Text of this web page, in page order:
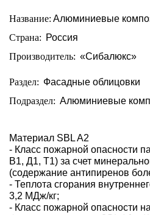
Название: Алюминиевые
Страна: Россия
Производитель: «Сибалюкс»
Раздел: Фасадные облицовки
Подраздел: Алюминиевые
Материал SBL A2
- Класс пожарной опасности
В1, Д1, Т1) за счет
(содержание антипиренов
- Теплота сгорания
3,2 МДж/кг;
- Класс пожарной опасности